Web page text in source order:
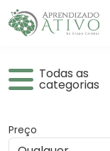
Todas as
categorias
Preço